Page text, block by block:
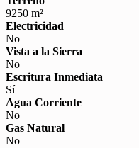
9250 m²
Electricidad
No
Vista a la Sierra
No
Escritura Inmediata
Sí
Agua Corriente
No
Gas Natural
No